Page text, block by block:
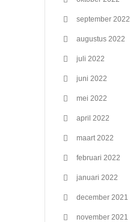
september 2022
augustus 2022
juli 2022
juni 2022
mei 2022
april 2022
maart 2022
februari 2022
januari 2022
december 2021
november 2021